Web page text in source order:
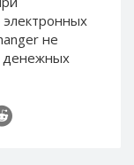
не
денежных
USD
EUR
GBP
Piastrix RUB